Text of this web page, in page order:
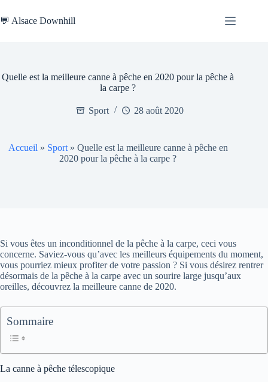
au
contenu
💬 Alsace Downhill
Quelle est la meilleure canne à pêche en 2020 pour la pêche à
la carpe ?
Sport 28 août 2020
Accueil » Sport» Quelle est la meilleure canne à pêche en
2020 pour la pêche à la carpe ?
Si vous êtes un inconditionnel de la pêche à la carpe, ceci vous
concerne. Saviez-vous qu’avec les meilleurs équipements du moment,
vous pourriez mieux profiter de votre passion ? Si vous désirez rentrer
désormais de la pêche à la carpe avec un sourire large jusqu’aux
oreilles, découvrez la meilleure canne de 2020.
Sommaire
La canne à pêche télescopique